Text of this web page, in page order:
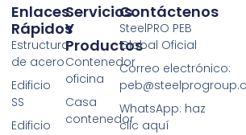
Servicios
Y
Productos
Contenedor
oficina
Casa
contenedor
Enlaces
Rápidos
Estructura
de acero
Edificio
SS
Edificio
Contáctenos
SteelPRO PEB
Global Oficial
Correo electrónico:
WhatsApp: haz
clic aquí